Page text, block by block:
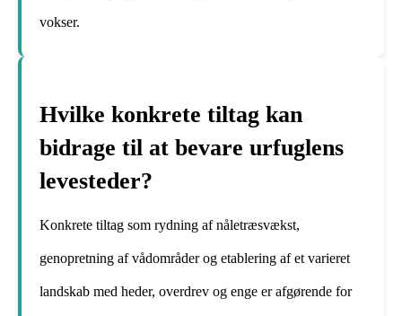
vokser.
Hvilke konkrete tiltag kan
bidrage til at bevare urfuglens
levesteder?
Konkrete tiltag som rydning af nåletræsvækst,
genopretning af vådområder og etablering af et varieret
landskab med heder, overdrev og enge er afgørende for